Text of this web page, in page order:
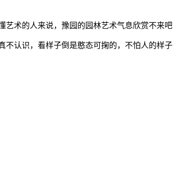
术的人来说，豫园的园林艺术气息欣赏不来
认识，看样子倒是憨态可掬的，不怕人的样子